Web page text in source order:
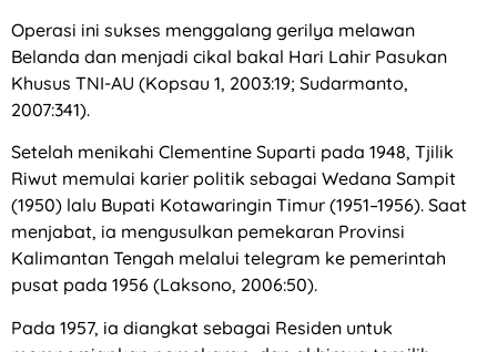
Operasi ini sukses menggalang gerilya melawan
Belanda dan menjadi cikal bakal Hari Lahir Pasukan
Khusus TNI-AU (Kopsau 1, 2003:19; Sudarmanto,
2007:341).
Setelah menikahi Clementine Suparti pada 1948, Tjilik
Riwut memulai karier politik sebagai Wedana Sampit
(1950) lalu Bupati Kotawaringin Timur (1951–1956). Saat
menjabat, ia mengusulkan pemekaran Provinsi
Kalimantan Tengah melalui telegram ke pemerintah
pusat pada 1956 (Laksono, 2006:50).
Pada 1957, ia diangkat sebagai Residen untuk